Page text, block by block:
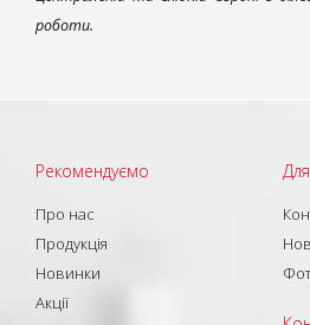
роботи.
Рекомендуємо
Про нас
Продукція
Новинки
Акції